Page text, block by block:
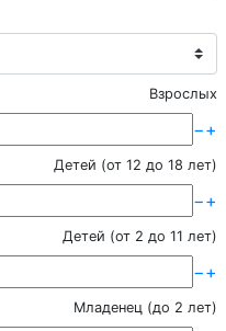
Взрослых
−+
Детей (от 12 до 18 лет)
−+
Детей (от 2 до 11 лет)
−+
Младенец (до 2 лет)